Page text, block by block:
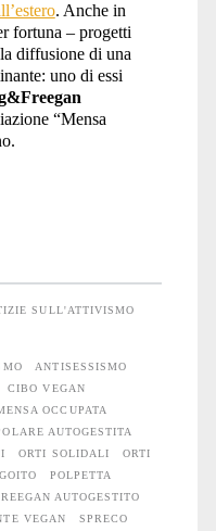
. Anche in
fortuna – progetti
diffusione di una
uno di essi
“Mensa
SULL'ATTIVISMO
ANTISESSISMO
CIBO VEGAN
OCCUPATA
AUTOGESTITA
ORTI SOLIDALI
ORTI
POLPETTA
AUTOGESTITO
VEGAN
SPRECO